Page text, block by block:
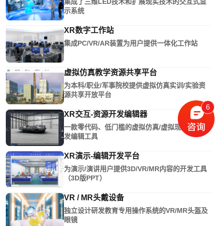
示系统
XR数字工作站
集成PC/VR/AR装置为用户提供一体化工作站
虚拟仿真教学资源共享平台
为本科/职业/军事院校提供虚拟仿真实训/实验资
源共享开放平台
XR交互-资源开发编辑器
一款零代码、低门槛的虚拟仿真/虚拟现实内容开
发编辑工具
XR演示-编辑开发平台
为演示/演讲用户提供3D/VR/MR内容的开发工具
（3D版PPT）
VR / MR头戴设备
独立设计研发教育专用操作系统的VR/MR头盔及
眼镜
6